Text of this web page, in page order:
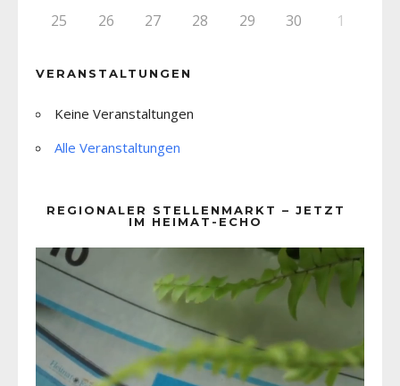
25 26 27 28 29 30 1
VERANSTALTUNGEN
Keine Veranstaltungen
Alle Veranstaltungen
REGIONALER STELLENMARKT – JETZT
IM HEIMAT-ECHO
Player